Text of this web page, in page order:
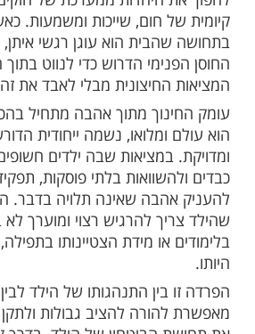
בעת הנוכחית ניצב בפני
חומות הבית והקהילה כבר
מפני רוחות הזמן. בעולם שבו
המודרניים מתנגשים
החינוך אינו יכול
או ציות ללא תנאים.
הדורות טמון ביכולת
היהדות ממערכת של חוקים
חום, שייכות ומשמעות. כאשר
הוא עוגן רגשי איתן, הוא
הדרוש כדי לנווט בתוך
מבלי לאבד את זהותו